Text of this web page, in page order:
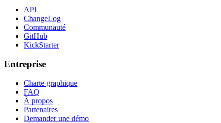
API
ChangeLog
Communauté
GitHub
KickStarter
Entreprise
Charte graphique
FAQ
À propos
Partenaires
Demander une démo